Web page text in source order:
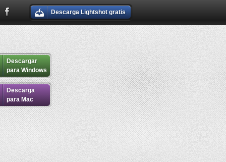
Descarga Lightshot gratis
Descargar
para Windows
Descarga
para Mac